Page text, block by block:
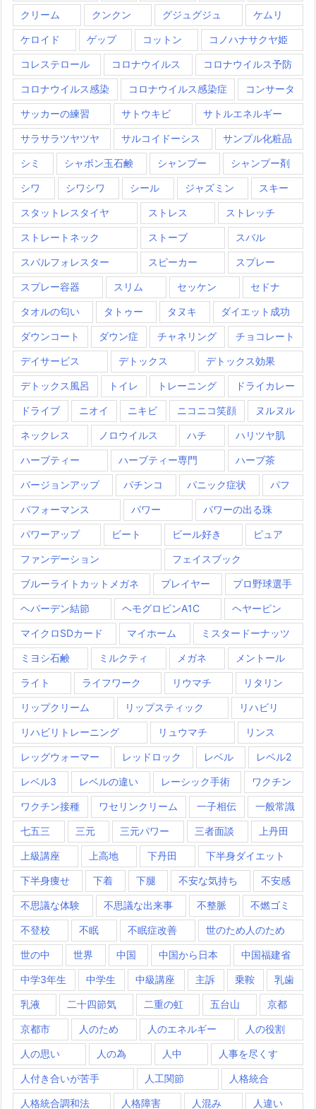
クリーム クンクン グジュグジュ ケムリ
ケロイド ゲップ コットン コノハナサクヤ姫
コレステロール コロナウイルス コロナウイルス予防
コロナウイルス感染 コロナウイルス感染症 コンサータ
サッカーの練習 サトウキビ サトルエネルギー
サラサラツヤツヤ サルコイドーシス サンプル化粧品
シミ シャボン玉石鹸 シャンプー シャンプー剤
シワ シワシワ シール ジャズミン スキー
スタットレスタイヤ ストレス ストレッチ
ストレートネック ストーブ スバル
スバルフォレスター スピーカー スプレー
スプレー容器 スリム セッケン セドナ
タオルの匂い タトゥー タヌキ ダイエット成功
ダウンコート ダウン症 チャネリング チョコレート
デイサービス デトックス デトックス効果
デトックス風呂 トイレ トレーニング ドライカレー
ドライブ ニオイ ニキビ ニコニコ笑顔 ヌルヌル
ネックレス ノロウイルス ハチ ハリツヤ肌
ハーブティー ハーブティー専門 ハーブ茶
バージョンアップ パチンコ パニック症状 パフ
パフォーマンス パワー パワーの出る珠
パワーアップ ビート ビール好き ピュア
ファンデーション フェイスブック
ブルーライトカットメガネ プレイヤー プロ野球選手
ヘパーデン結節 ヘモグロビンA1C ヘヤーピン
マイクロSDカード マイホーム ミスタードーナッツ
ミヨシ石鹸 ミルクティ メガネ メントール
ライト ライフワーク リウマチ リタリン
リップクリーム リップスティック リハビリ
リハビリトレーニング リュウマチ リンス
レッグウォーマー レッドロック レベル レベル2
レベル3 レベルの違い レーシック手術 ワクチン
ワクチン接種 ワセリンクリーム 一子相伝 一般常識
七五三 三元 三元パワー 三者面談 上丹田
上級講座 上高地 下丹田 下半身ダイエット
下半身痩せ 下着 下腿 不安な気持ち 不安感
不思議な体験 不思議な出来事 不整脈 不燃ゴミ
不登校 不眠 不眠症改善 世のため人のため
世の中 世界 中国 中国から日本 中国福建省
中学3年生 中学生 中級講座 主訴 乗鞍 乳歯
乳液 二十四節気 二重の虹 五台山 京都
京都市 人のため 人のエネルギー 人の役割
人の思い 人の為 人中 人事を尽くす
人付き合いが苦手 人工関節 人格統合
人格統合調和法 人格障害 人混み 人違い